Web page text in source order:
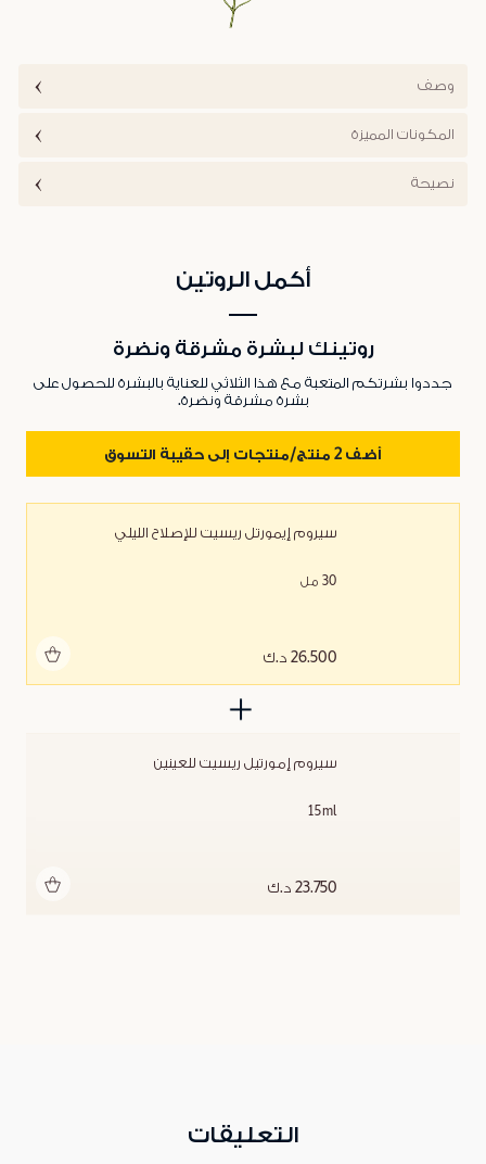
وصف
المكونات المميزة
نصيحة
أكمل الروتين
سيروم إيمورتل ريسيت للإصلاح الليلي
30 مل
26.500 د.ك
سيروم إمورتيل ريسيت للعينين
15ml
23.750 د.ك
روتينك لبشرة مشرقة ونضرة
جددوا بشرتكم المتعبة مع هذا الثلاثي للعناية بالبشرة للحصول على
بشرة مشرقة ونضرة.
أضف 2 منتج/منتجات إلى حقيبة التسوق
التعليقات